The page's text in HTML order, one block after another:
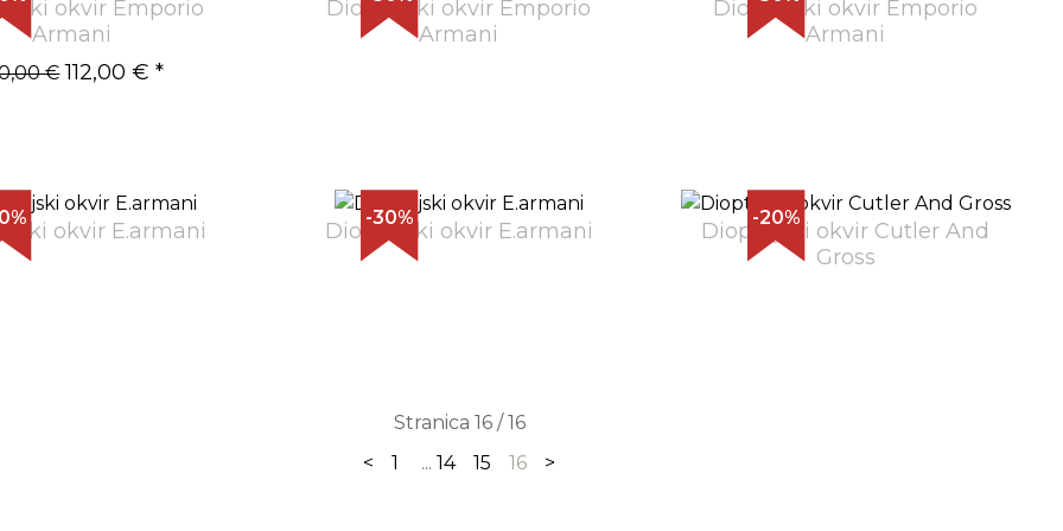
okvir Emporio
Armani
€112,00 € *
Dioptrijski okvir Emporio
Armani
Dioptrijski okvir Emporio
Armani
okvir E.armani
-30%
Dioptrijski okvir E.armani
-20%
Dioptrijski okvir Cutler And
Gross
Stranica 16 / 16
<
1 ... 14 15 16 >